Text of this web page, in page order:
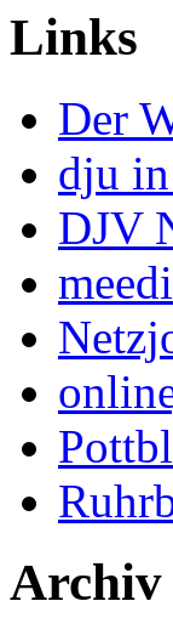
Links
Der
dju
DJV
Archiv